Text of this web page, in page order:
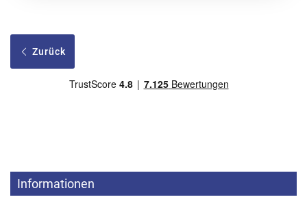
Zurück
Informationen